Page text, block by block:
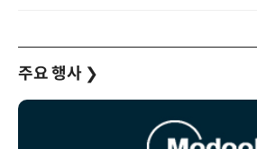
주요 행사 ❯